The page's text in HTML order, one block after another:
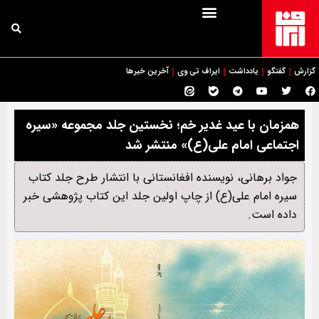
گزارش گفتگو یادداشت ایراف تی وی آخرین خبرها
همزمان با عید غدیر خم؛ نخستین جلد مجموعه «سیره
اجتماعی امام علی(ع)» منتشر شد
جواد برهانی، نویسنده افغانستانی با انتشار طرح جلد کتاب
سیره امام علی(ع) از چاپ اولین جلد این کتاب پژوهشی خبر
داده است.